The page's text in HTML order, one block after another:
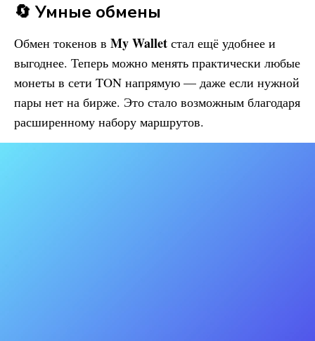
🔄 Умные обмены
Обмен токенов в My Wallet стал ещё удобнее и
выгоднее. Теперь можно менять практически любые
монеты в сети TON напрямую — даже если нужной
пары нет на бирже. Это стало возможным благодаря
расширенному набору маршрутов.